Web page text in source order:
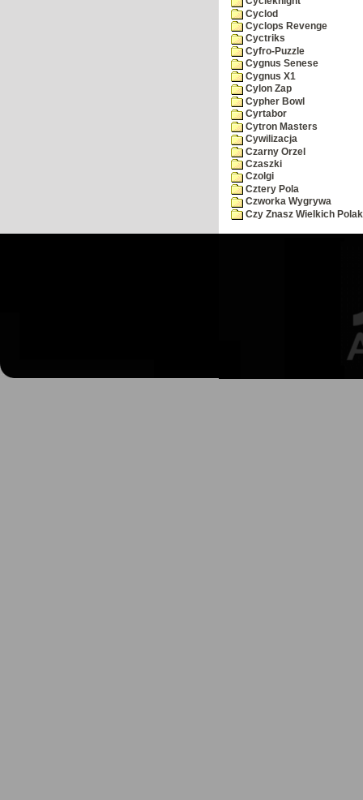
Cyclod
Cyclops Revenge
Cyctriks
Cyfro-Puzzle
Cygnus Senese
Cygnus X1
Cylon Zap
Cypher Bowl
Cyrtabor
Cytron Masters
Cywilizacja
Czarny Orzel
Czaszki
Czolgi
Cztery Pola
Czworka Wygrywa
Czy Znasz Wielkich